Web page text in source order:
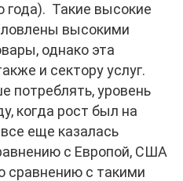
года). Такие высокие
высокими
однако эта
и сектору услуг.
потреблять, уровень
когда рост был на
еще казалась
с Европой, США
сравнению с такими